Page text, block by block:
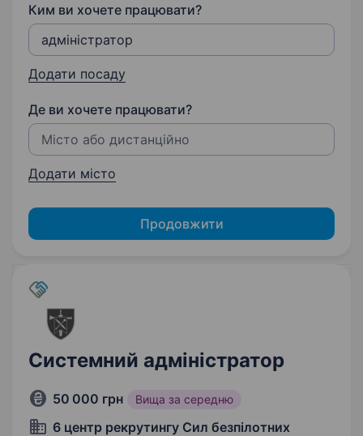
Ким ви хочете працювати?
Додати посаду
Де ви хочете працювати?
Додати місто
Продовжити
Системний адміністратор
50 000 грн Вища за середню
6 центр рекрутингу Сил безпілотних